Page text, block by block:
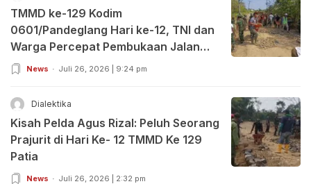
TMMD ke-129 Kodim
0601/Pandeglang Hari ke-12, TNI dan
Warga Percepat Pembukaan Jalan
serta Bangun Sumur Bor, Tokoh
News Juli 26, 2026 | 9:24 pm
Dialektika
Kisah Pelda Agus Rizal: Peluh Seorang
Prajurit di Hari Ke- 12 TMMD Ke 129
Patia
News Juli 26, 2026 | 2:32 pm